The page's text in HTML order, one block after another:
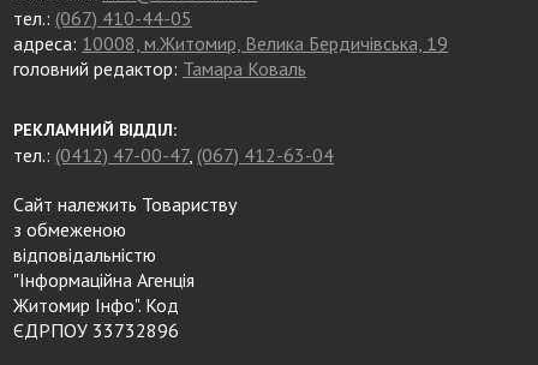
тел.: (067) 410-44-05
адреса: 10008, м.Житомир, Велика Бердичівська, 19
головний редактор: Тамара Коваль
РЕКЛАМНИЙ ВІДДІЛ:
тел.: (0412) 47-00-47, (067) 412-63-04
Сайт належить Товариству
з обмеженою
відповідальністю
"Інформаційна Агенція
Житомир Інфо". Код
ЄДРПОУ 33732896